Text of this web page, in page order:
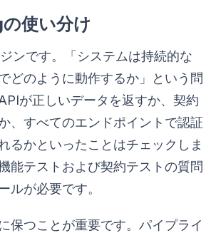
使い分け
ンです。「システムは持続的な
どのように動作するか」という問
が正しいデータを返すか、契約
、すべてのエンドポイントで認証
るかといったことはチェックしま
能テストおよび契約テストの質問
ルが必要です。
保つことが重要です。パイプライ